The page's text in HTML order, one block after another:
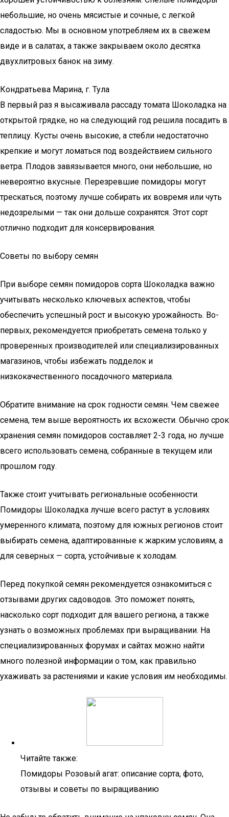
небольшие, но очень мясистые и сочные, с легкой
сладостью. Мы в основном употребляем их в свежем
виде и в салатах, а также закрываем около десятка
двухлитровых банок на зиму.
Кондратьева Марина, г. Тула
В первый раз я высаживала рассаду томата Шоколадка на
открытой грядке, но на следующий год решила посадить в
теплицу. Кусты очень высокие, а стебли недостаточно
крепкие и могут ломаться под воздействием сильного
ветра. Плодов завязывается много, они небольшие, но
невероятно вкусные. Перезревшие помидоры могут
трескаться, поэтому лучше собирать их вовремя или чуть
недозрелыми — так они дольше сохранятся. Этот сорт
отлично подходит для консервирования.
Советы по выбору семян
При выборе семян помидоров сорта Шоколадка важно
учитывать несколько ключевых аспектов, чтобы
обеспечить успешный рост и высокую урожайность. Во-
первых, рекомендуется приобретать семена только у
проверенных производителей или специализированных
магазинов, чтобы избежать подделок и
низкокачественного посадочного материала.
Обратите внимание на срок годности семян. Чем свежее
семена, тем выше вероятность их всхожести. Обычно срок
хранения семян помидоров составляет 2-3 года, но лучше
всего использовать семена, собранные в текущем или
прошлом году.
Также стоит учитывать региональные особенности.
Помидоры Шоколадка лучше всего растут в условиях
умеренного климата, поэтому для южных регионов стоит
выбирать семена, адаптированные к жарким условиям, а
для северных — сорта, устойчивые к холодам.
Перед покупкой семян рекомендуется ознакомиться с
отзывами других садоводов. Это поможет понять,
насколько сорт подходит для вашего региона, а также
узнать о возможных проблемах при выращивании. На
специализированных форумах и сайтах можно найти
много полезной информации о том, как правильно
ухаживать за растениями и какие условия им необходимы.
Читайте также:
Помидоры Розовый агат: описание сорта, фото,
отзывы и советы по выращиванию